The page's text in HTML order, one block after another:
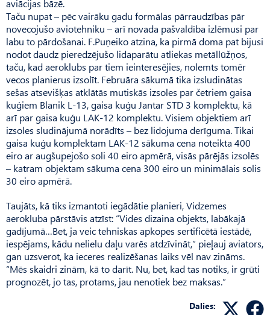
aviācijas bāzē.
Taču nupat – pēc vairāku gadu formālas pārraudzības pār
novecojušo aviotehniku – arī novada pašvaldība izlēmusi par
labu to pārdošanai. F.Puņeiko atzina, ka pirmā doma pat bijusi
nodot daudz pieredzējušo lidaparātu atliekas metāllūžņos,
taču, kad aero­klubs par tiem ieinteresējies, nolemts tomēr
vecos planierus izsolīt. Februāra sākumā tika izsludinātas
sešas atsevišķas atklātās mutiskās izsoles par četriem gaisa
kuģiem Blanik L-13, gaisa kuģu Jantar STD 3 komplektu, kā
arī par gaisa kuģu LAK-12 komplektu. Visiem objektiem arī
izsoles sludinājumā norādīts – bez lidojuma derīguma. Tikai
gaisa kuģu komplektam LAK-12 sākuma cena noteikta 400
eiro ar augšupejošo soli 40 eiro apmērā, visās pārējās izsolēs
– katram objektam sākuma cena 300 eiro un minimālais solis
30 eiro apmērā.
Taujāts, kā tiks izmantoti iegādātie planieri, Vidzemes
aerokluba pārstāvis atzīst: “Vides dizaina objekts, labākajā
gadījumā…Bet, ja veic tehniskas apkopes sertificētā iestādē,
iespējams, kādu nelielu daļu varēs atdzīvināt,” pieļauj aviators,
gan uzsverot, ka ieceres realizēšanas laiks vēl nav zināms.
“Mēs skaidri zinām, kā to darīt. Nu, bet, kad tas notiks, ir grūti
prognozēt, jo tas, protams, jau nenotiek bez maksas.”
Dalies: